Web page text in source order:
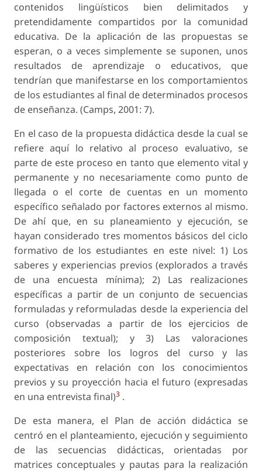
contenidos lingüísticos bien delimitados y
pretendidamente compartidos por la comunidad
educativa. De la aplicación de las propuestas se
esperan, o a veces simplemente se suponen, unos
resultados de aprendizaje o educativos, que
tendrían que manifestarse en los comportamientos
de los estudiantes al final de determinados procesos
de enseñanza. (Camps, 2001: 7).
En el caso de la propuesta didáctica desde la cual se
refiere aquí lo relativo al proceso evaluativo, se
parte de este proceso en tanto que elemento vital y
permanente y no necesariamente como punto de
llegada o el corte de cuentas en un momento
específico señalado por factores externos al mismo.
De ahí que, en su planeamiento y ejecución, se
hayan considerado tres momentos básicos del ciclo
formativo de los estudiantes en este nivel: 1) Los
saberes y experiencias previos (explorados a través
de una encuesta mínima); 2) Las realizaciones
específicas a partir de un conjunto de secuencias
formuladas y reformuladas desde la experiencia del
curso (observadas a partir de los ejercicios de
composición textual); y 3) Las valoraciones
posteriores sobre los logros del curso y las
expectativas en relación con los conocimientos
previos y su proyección hacia el futuro (expresadas
en una entrevista final)3 .
De esta manera, el Plan de acción didáctica se
centró en el planteamiento, ejecución y seguimiento
de las secuencias didácticas, orientadas por
matrices conceptuales y pautas para la realización